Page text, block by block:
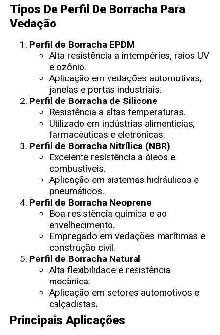
Tipos De Perfil De Borracha Para
Vedação
Perfil de Borracha EPDM
Alta resistência a intempéries, raios UV
e ozônio.
Aplicação em vedações automotivas,
janelas e portas industriais.
Perfil de Borracha de Silicone
Resistência a altas temperaturas.
Utilizado em indústrias alimentícias,
farmacêuticas e eletrônicas.
Perfil de Borracha Nitrílica (NBR)
Excelente resistência a óleos e
combustíveis.
Aplicação em sistemas hidráulicos e
pneumáticos.
Perfil de Borracha Neoprene
Boa resistência química e ao
envelhecimento.
Empregado em vedações marítimas e
construção civil.
Perfil de Borracha Natural
Alta flexibilidade e resistência
mecânica.
Aplicação em setores automotivos e
calçadistas.
Principais Aplicações